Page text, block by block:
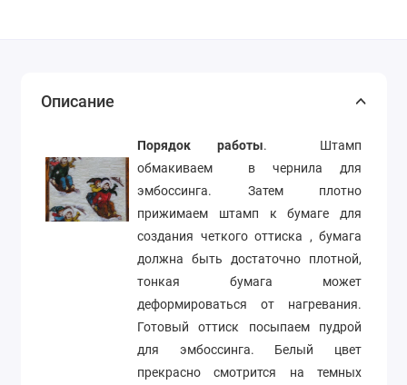
Описание
Порядок работы. Штамп
обмакиваем в чернила для
эмбоссинга. Затем плотно
прижимаем штамп к бумаге для
создания четкого оттиска , бумага
должна быть достаточно плотной,
тонкая бумага может
деформироваться от нагревания.
Готовый оттиск посыпаем пудрой
для эмбоссинга. Белый цвет
прекрасно смотрится на темных